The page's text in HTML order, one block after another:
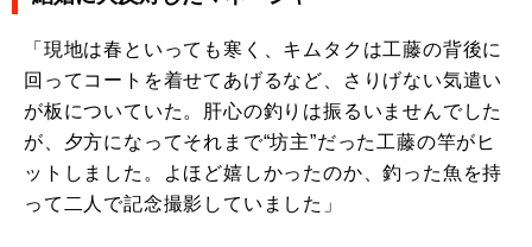
「現地は春といっても寒く、キムタクは工藤の背後に
回ってコートを着せてあげるなど、さりげない気遣い
が板についていた。肝心の釣りは振るいませんでした
が、夕方になってそれまで“坊主”だった工藤の竿がヒ
ットしました。よほど嬉しかったのか、釣った魚を持
って二人で記念撮影していました」